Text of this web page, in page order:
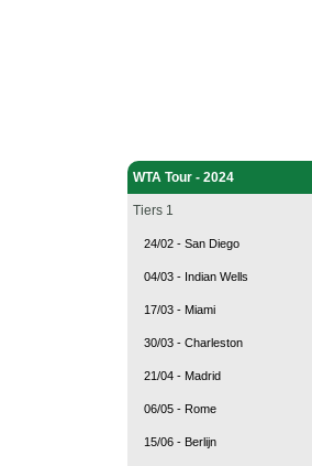
WTA Tour - 2024
Tiers 1
24/02 - San Diego
04/03 - Indian Wells
17/03 - Miami
30/03 - Charleston
21/04 - Madrid
06/05 - Rome
15/06 - Berlijn